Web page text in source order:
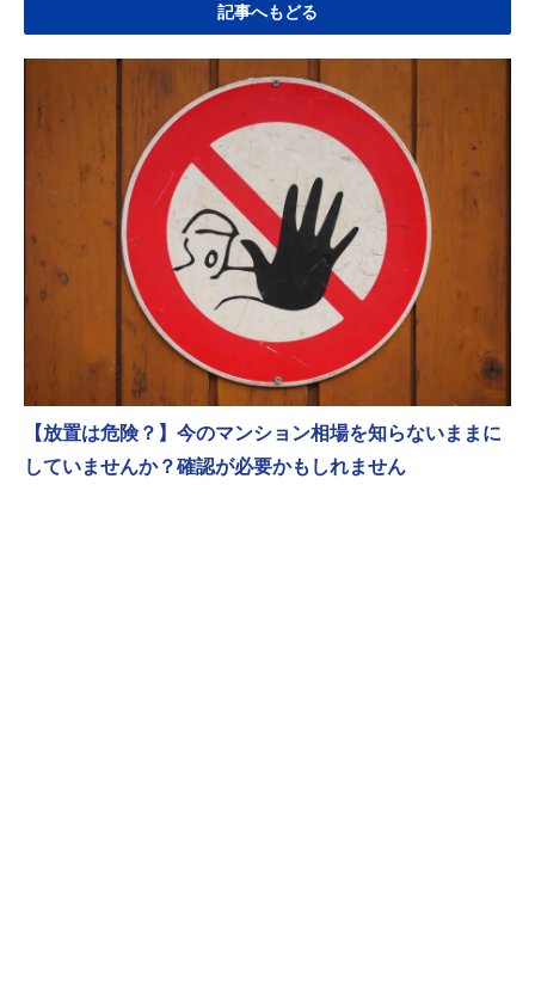
記事へもどる
【放置は危険？】今のマンション相場を知らないままに
していませんか？確認が必要かもしれません